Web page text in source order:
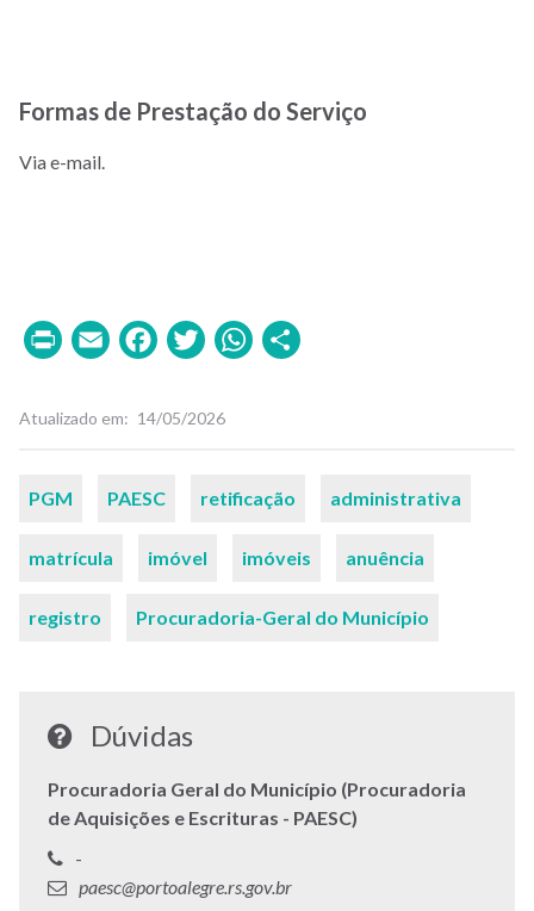
Formas de Prestação do Serviço
Via e-mail.
PrintEmailFacebook
TwitterWhatsApp
Atualizado em 14/05/2026
Palavras-
PGM PAESC retificação administrativa
matrícula imóvel imóveis anuência
registro Procuradoria-Geral do Município
Dúvidas
Procuradoria Geral do Município (Procuradoria
de Aquisições e Escrituras - PAESC)
Telefone:
-
E-
paesc@portoalegre.rs.gov.br